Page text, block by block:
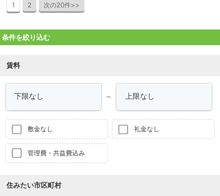
1 2 次の20件>>
条件を絞り込む
賃料
～
敷金なし 礼金なし
管理費・共益費込み
住みたい市区町村